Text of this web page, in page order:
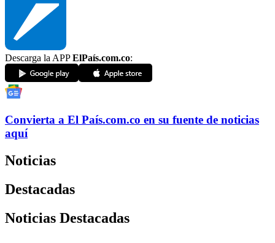
Descarga la APPElPaís.com.co:
Convierta a El País.com.co en su fuente de noticias
aquí
Noticias
Destacadas
Noticias Destacadas